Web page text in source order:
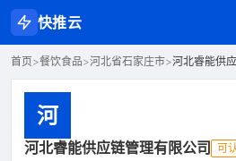
快推云
首页>餐饮食品>河北省石家庄市>河北睿能供
河
河北睿能供应链管理有限公司 可